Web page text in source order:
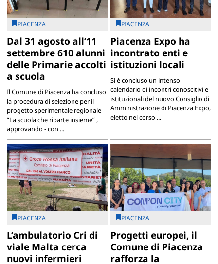
PIACENZA
Dal 31 agosto all’11
settembre 610 alunni
delle Primarie accolti
a scuola
Il Comune di Piacenza ha concluso
la procedura di selezione per il
progetto sperimentale regionale
“La scuola che riparte insieme” ,
approvando - con ...
PIACENZA
Piacenza Expo ha
incontrato enti e
istituzioni locali
Si è concluso un intenso
calendario di incontri conoscitivi e
istituzionali del nuovo Consiglio di
Amministrazione di Piacenza Expo,
eletto nel corso ...
PIACENZA
L’ambulatorio Cri di
viale Malta cerca
nuovi infermieri
PIACENZA
Progetti europei, il
Comune di Piacenza
rafforza la